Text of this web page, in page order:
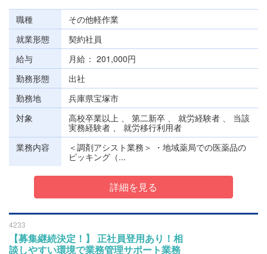
職種
その他軽作業
就業形態
契約社員
給与
月給
201,000円
勤務形態
出社
勤務地
兵庫県宝塚市
対象
高校卒業以上 、 第二新卒 、 就労経験者 、 当該
実務経験者 、 就労移行利用者
業務内容
＜調剤アシスト業務＞ ・地域薬局での医薬品の
ピッキング（...
詳細を見る
4233
【募集継続決定！】 正社員登用あり！相
談しやすい環境で業務管理サポート業務